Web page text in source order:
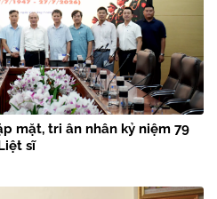
mặt, tri ân nhân kỷ niệm 79
sĩ